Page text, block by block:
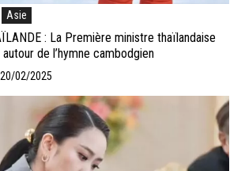
Asie
: La Première ministre thaïlandaise
de l’hymne cambodgien
02/2025